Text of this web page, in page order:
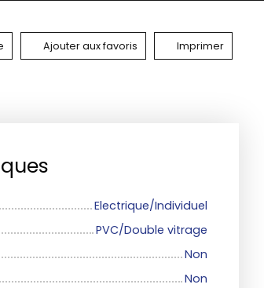
Ajouter aux favoris Imprimer
Electrique/Individuel
PVC/Double vitrage
Non
Non